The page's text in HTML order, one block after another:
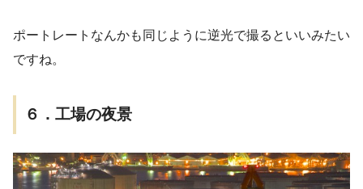
ポートレートなんかも同じように逆光で撮るといいみたい
ですね。
６．工場の夜景